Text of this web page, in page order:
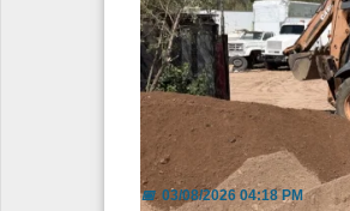
Avanza al 35%
📅03/08/2026 04:18 PM